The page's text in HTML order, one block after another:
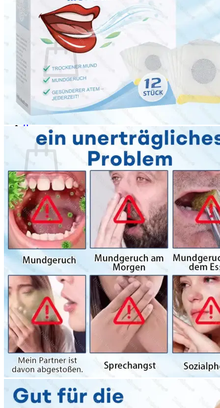
Login
Cart /
$0.000
No products in the cart.
Return to shop
0
Cart
No products in the cart.
Return to shop